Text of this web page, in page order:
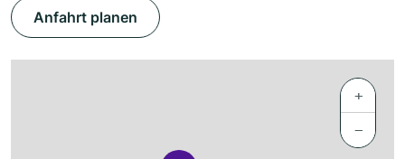
Anfahrt planen
+
−